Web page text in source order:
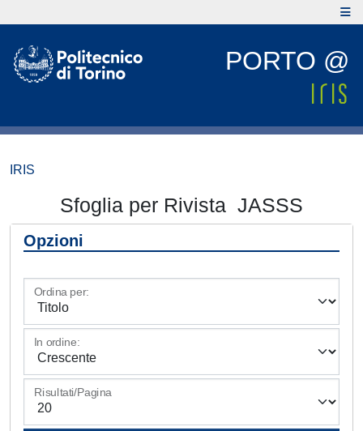
PORTO @
IRIS
Sfoglia per Rivista JASSS
Opzioni
Ordina per:
In ordine:
Risultati/Pagina